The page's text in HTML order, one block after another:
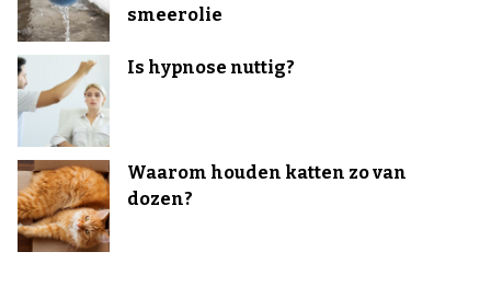
smeerolie
Is hypnose nuttig?
Waarom houden katten zo van
dozen?